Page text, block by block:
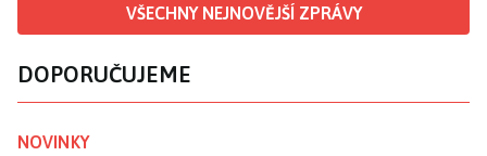
VŠECHNY NEJNOVĚJŠÍ ZPRÁVY
DOPORUČUJEME
NOVINKY